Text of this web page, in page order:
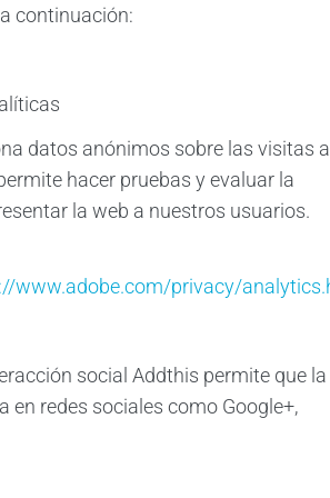
continuación:
datos anónimos sobre las visitas a
hacer pruebas y evaluar la
la web a nuestros usuarios.
www.adobe.com/privacy/
social Addthis permite que la
en redes sociales como Google+,